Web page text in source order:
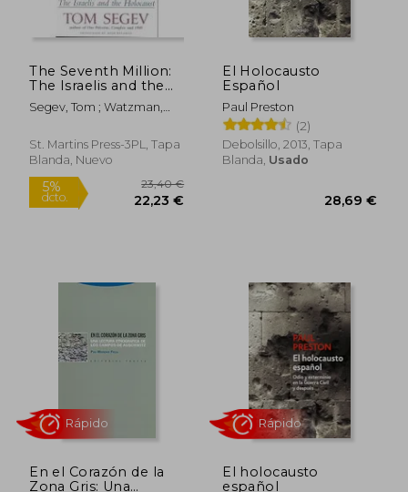
The Seventh Million:
The Israelis and the
Holocaust (en Inglés)
Segev, Tom ; Watzman,
St. Martins Press-3PL, Tapa
Blanda, Nuevo
El Holocausto
Español
Paul Preston
(2)
Debolsillo, 2013, Tapa
Blanda, Usado
En el Corazón de la
Zona Gris: Una
El holocausto
español